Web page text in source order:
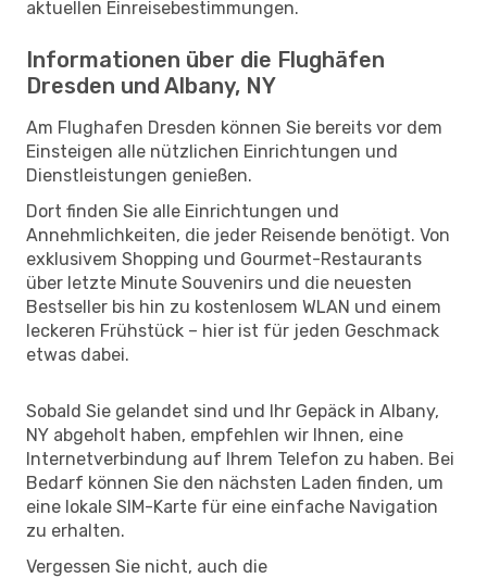
aktuellen Einreisebestimmungen.
Informationen über die Flughäfen
Dresden und Albany, NY
Am Flughafen Dresden können Sie bereits vor dem
Einsteigen alle nützlichen Einrichtungen und
Dienstleistungen genießen.
Dort finden Sie alle Einrichtungen und
Annehmlichkeiten, die jeder Reisende benötigt. Von
exklusivem Shopping und Gourmet-Restaurants
über letzte Minute Souvenirs und die neuesten
Bestseller bis hin zu kostenlosem WLAN und einem
leckeren Frühstück – hier ist für jeden Geschmack
etwas dabei.
Sobald Sie gelandet sind und Ihr Gepäck in Albany,
NY abgeholt haben, empfehlen wir Ihnen, eine
Internetverbindung auf Ihrem Telefon zu haben. Bei
Bedarf können Sie den nächsten Laden finden, um
eine lokale SIM-Karte für eine einfache Navigation
zu erhalten.
Vergessen Sie nicht, auch die